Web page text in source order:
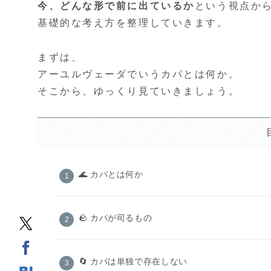
今、どんな形で前に出ているか という視点から
基礎的な考え方を整理していきます。
まずは、
アーユルヴェーダでいうカパとは何か。
そこから、ゆっくり見ていきましょう。
🌊 カパとは何か
🪨 カパが司るもの
🔄 カパは単独で存在しない